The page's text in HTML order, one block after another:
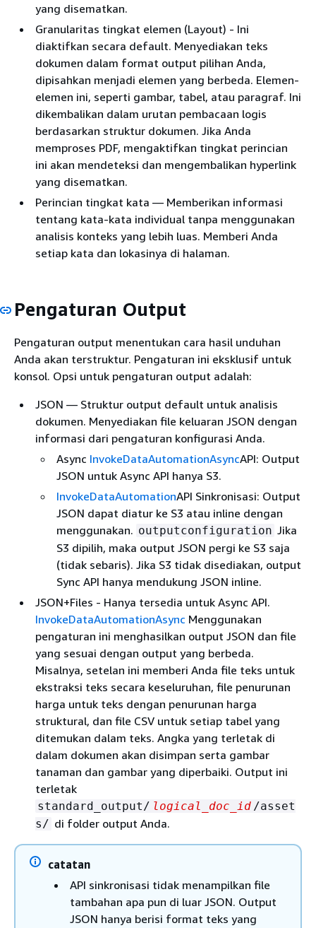
yang disematkan.
Granularitas tingkat elemen (Layout) - Ini
diaktifkan secara default. Menyediakan teks
dokumen dalam format output pilihan Anda,
dipisahkan menjadi elemen yang berbeda. Elemen-
elemen ini, seperti gambar, tabel, atau paragraf. Ini
dikembalikan dalam urutan pembacaan logis
berdasarkan struktur dokumen. Jika Anda
memproses PDF, mengaktifkan tingkat perincian
ini akan mendeteksi dan mengembalikan hyperlink
yang disematkan.
Perincian tingkat kata — Memberikan informasi
tentang kata-kata individual tanpa menggunakan
analisis konteks yang lebih luas. Memberi Anda
setiap kata dan lokasinya di halaman.
Pengaturan Output
Pengaturan output menentukan cara hasil unduhan
Anda akan terstruktur. Pengaturan ini eksklusif untuk
konsol. Opsi untuk pengaturan output adalah:
JSON — Struktur output default untuk analisis
dokumen. Menyediakan file keluaran JSON dengan
informasi dari pengaturan konfigurasi Anda.
Async InvokeDataAutomationAsyncAPI: Output
JSON untuk Async API hanya S3.
InvokeDataAutomationAPI Sinkronisasi: Output
JSON dapat diatur ke S3 atau inline dengan
menggunakan. outputconfiguration Jika
S3 dipilih, maka output JSON pergi ke S3 saja
(tidak sebaris). Jika S3 tidak disediakan, output
Sync API hanya mendukung JSON inline.
JSON+Files - Hanya tersedia untuk Async API.
InvokeDataAutomationAsync Menggunakan
pengaturan ini menghasilkan output JSON dan file
yang sesuai dengan output yang berbeda.
Misalnya, setelan ini memberi Anda file teks untuk
ekstraksi teks secara keseluruhan, file penurunan
harga untuk teks dengan penurunan harga
struktural, dan file CSV untuk setiap tabel yang
ditemukan dalam teks. Angka yang terletak di
dalam dokumen akan disimpan serta gambar
tanaman dan gambar yang diperbaiki. Output ini
terletak
standard_output/ logical_doc_id /asset
s/ di folder output Anda.
catatan
API sinkronisasi tidak menampilkan file
tambahan apa pun di luar JSON. Output
JSON hanya berisi format teks yang